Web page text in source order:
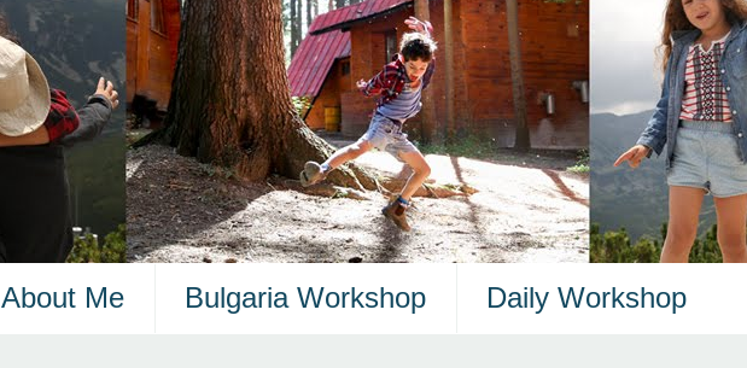
About Me Bulgaria Workshop Daily Workshop